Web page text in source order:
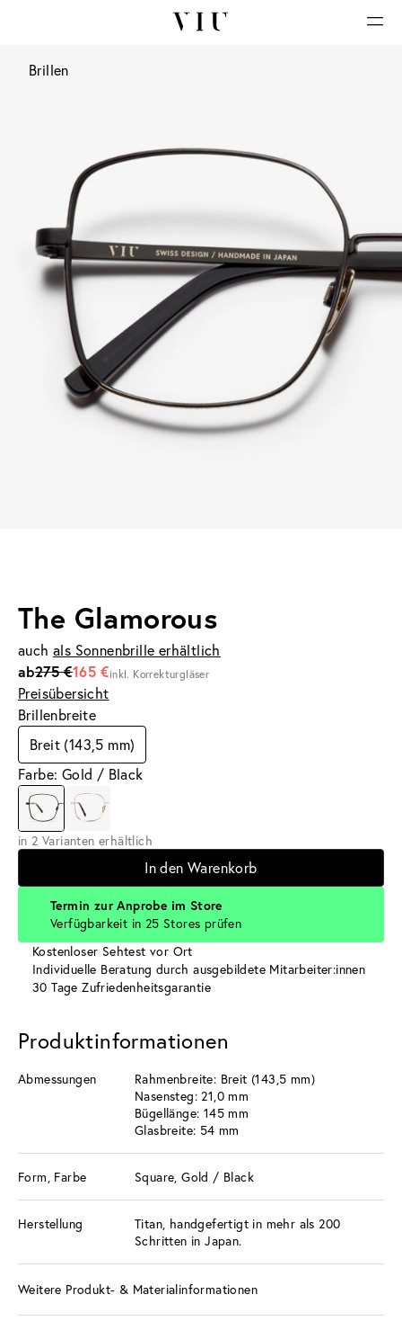
Brillen
The Glamorous
auch als Sonnenbrille erhältlich
ab275 €165 €inkl. Korrekturgläser
Preisübersicht
Brillenbreite
Breit (143,5 mm)
Farbe: Gold / Black
in 2 Varianten erhältlich
In den Warenkorb
Termin zur Anprobe im Store
Verfügbarkeit in 25 Stores prüfen
Kostenloser Sehtest vor Ort
Individuelle Beratung durch ausgebildete Mitarbeiter:innen
30 Tage Zufriedenheitsgarantie
Produktinformationen
Abmessungen
Rahmenbreite: Breit (143,5 mm)
Nasensteg: 21,0 mm
Bügellänge: 145 mm
Glasbreite: 54 mm
Form, Farbe Square, Gold / Black
Herstellung
Titan, handgefertigt in mehr als 200
Schritten in Japan.
Weitere Produkt- & Materialinformationen